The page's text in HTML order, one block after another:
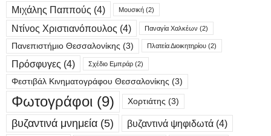
Μιχάλης Παππούς (4) Μουσική (2)
Ντίνος Χριστιανόπουλος (4) Παναγία Χαλκέων (2)
Πανεπιστήμιο Θεσσαλονίκης (3) Πλατεία Διοικητηρίου (2)
Πρόσφυγες (4) Σχέδιο Εμπράρ (2)
Φεστιβάλ Κινηματογράφου Θεσσαλονίκης (3)
Φωτογράφοι (9) Χορτιάτης (3)
βυζαντινά μνημεία (5) βυζαντινά ψηφιδωτά (4)